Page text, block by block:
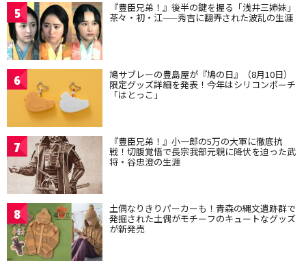
5 『豊臣兄弟！』後半の鍵を握る「浅井三姉妹」
茶々・初・江——秀吉に翻弄された波乱の生涯
6 鳩サブレーの豊島屋が『鳩の日』（8月10日）
限定グッズ詳細を発表！今年はシリコンポーチ
「はとっこ」
7 『豊臣兄弟！』小一郎の5万の大軍に徹底抗
戦！切腹覚悟で長宗我部元親に降伏を迫った武
将・谷忠澄の生涯
8 土偶なりきりパーカーも！青森の縄文遺跡群で
発掘された土偶がモチーフのキュートなグッズ
が新発売